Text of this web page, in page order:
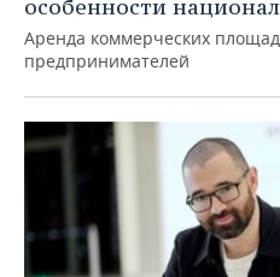
особенности
Аренда коммерческих
предпринимателей